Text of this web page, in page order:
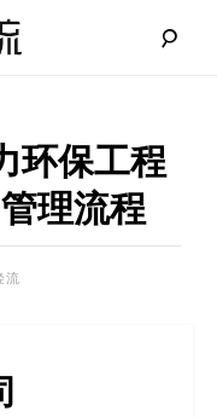
环保工程
理流程
流